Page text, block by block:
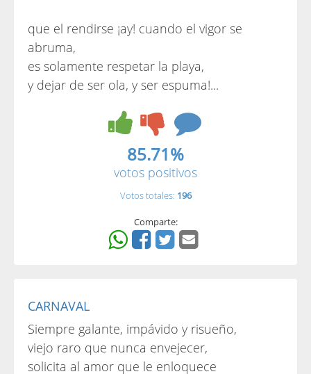
que el rendirse ¡ay! cuando el vigor se
abruma,
es solamente respetar la playa,
y dejar de ser ola, y ser espuma!...
85.71%
votos positivos
Votos totales: 196
Comparte:
CARNAVAL
Siempre galante, impávido y risueño,
viejo raro que nunca envejecer,
solicita al amor que le enloquece